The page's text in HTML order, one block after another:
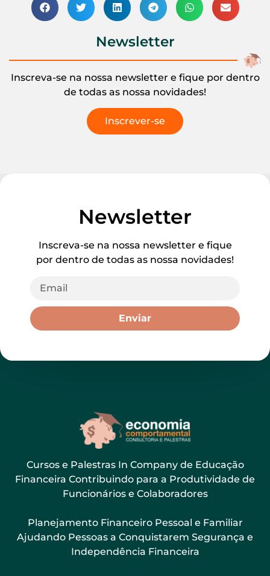
Newsletter
Inscreva-se na nossa newsletter e fique por dentro
de todas as nossa novidades!
Inscrever-se
Newsletter
Inscreva-se na nossa newsletter e fique
por dentro de todas as nossa novidades!
Enviar
Cursos e Palestras In Company de Educação
Financeira Contribuindo para a Produtividade de
Funcionários e Colaboradores
Planejamento Financeiro Pessoal e Familiar
Ajudando Pessoas a Conquistarem Segurança e
Independência Financeira